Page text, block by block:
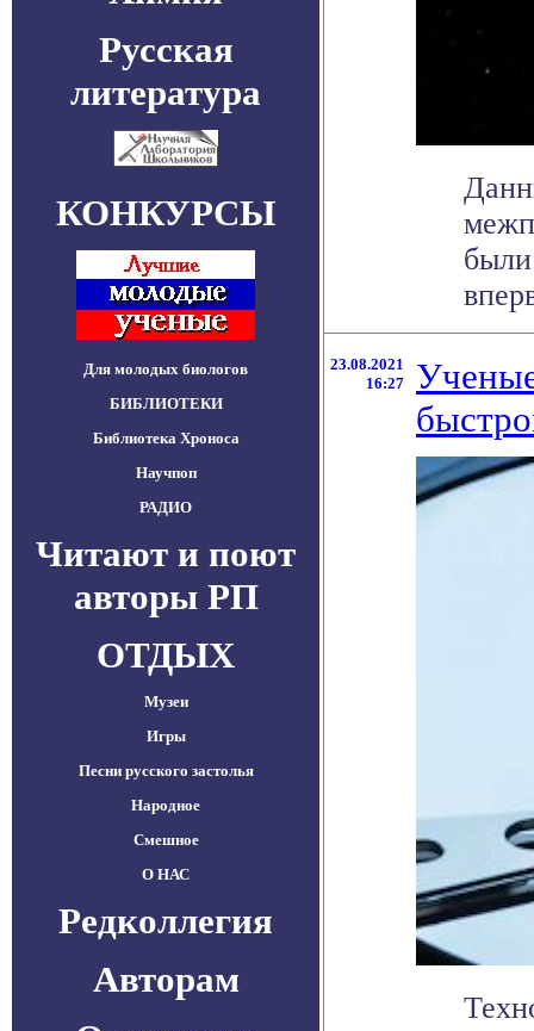
Русская
литература
КОНКУРСЫ
Для молодых биологов
БИБЛИОТЕКИ
Библиотека Хроноса
Научпоп
РАДИО
Читают и поют
авторы РП
ОТДЫХ
Музеи
Игры
Песни русского застолья
Народное
Смешное
О НАС
Редколлегия
Авторам
23.08.2021
16:27